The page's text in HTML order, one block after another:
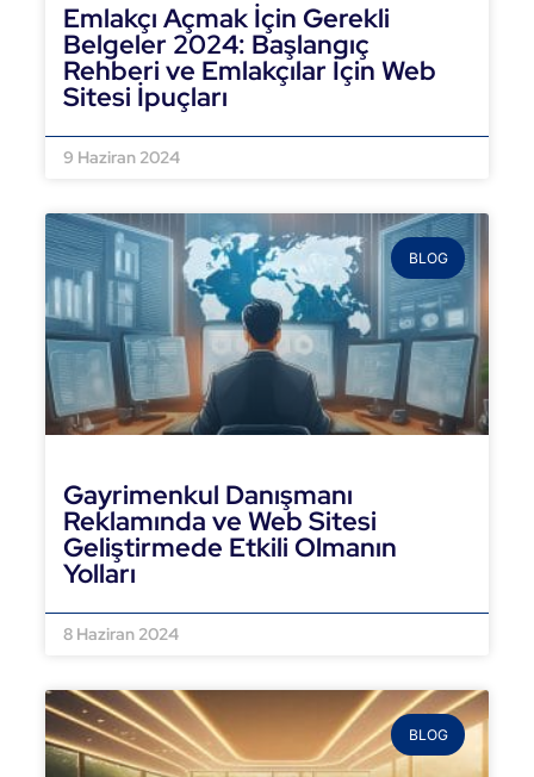
Emlakçı Açmak İçin Gerekli
Belgeler 2024: Başlangıç
Rehberi ve Emlakçılar İçin Web
Sitesi İpuçları
9 Haziran 2024
BLOG
Gayrimenkul Danışmanı
Reklamında ve Web Sitesi
Geliştirmede Etkili Olmanın
Yolları
8 Haziran 2024
BLOG